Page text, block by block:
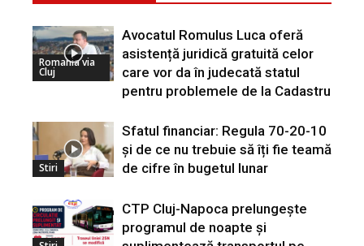
Romania via
Cluj
Avocatul Romulus Luca oferă
asistență juridică gratuită celor
care vor da în judecată statul
pentru problemele de la Cadastru
Stiri
Sfatul financiar: Regula 70-20-10
și de ce nu trebuie să îți fie teamă
de cifre în bugetul lunar
CTP Cluj-Napoca prelungește
programul de noapte și